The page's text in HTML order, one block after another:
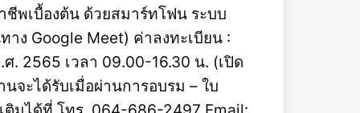
พเบื้องต้น ด้วยสมาร์ทโฟน ระบบ
ง Google Meet) ค่าลงทะเบียน :
2565 เวลา 09.00-16.30 น. (เปิด
จะได้รับเมื่อผ่านการอบรม – ใบ